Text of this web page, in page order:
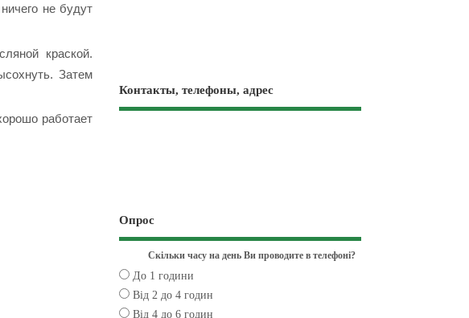
не будут
краской.
Затем
работает
Контакты, телефоны, адрес
Опрос
Скільки часу на день Ви проводите в телефоні?
До 1 години
Від 2 до 4 годин
Від 4 до 6 годин